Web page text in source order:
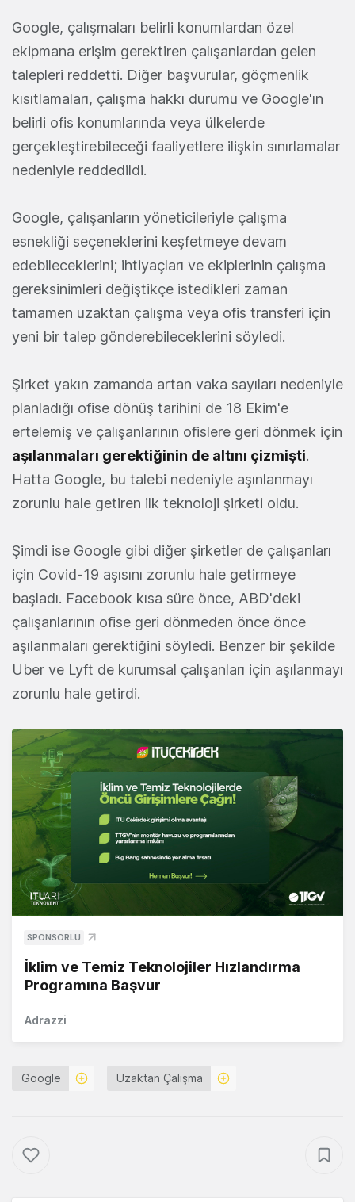
Google, çalışmaları belirli konumlardan özel
ekipmana erişim gerektiren çalışanlardan gelen
talepleri reddetti. Diğer başvurular, göçmenlik
kısıtlamaları, çalışma hakkı durumu ve Google'ın
belirli ofis konumlarında veya ülkelerde
gerçekleştirebileceği faaliyetlere ilişkin sınırlamalar
nedeniyle reddedildi.
Google, çalışanların yöneticileriyle çalışma
esnekliği seçeneklerini keşfetmeye devam
edebileceklerini; ihtiyaçları ve ekiplerinin çalışma
gereksinimleri değiştikçe istedikleri zaman
tamamen uzaktan çalışma veya ofis transferi için
yeni bir talep gönderebileceklerini söyledi.
Şirket yakın zamanda artan vaka sayıları nedeniyle
planladığı ofise dönüş tarihini de 18 Ekim'e
ertelemiş ve çalışanlarının ofislere geri dönmek için
aşılanmaları gerektiğinin de altını çizmişti.
Hatta Google, bu talebi nedeniyle aşınlanmayı
zorunlu hale getiren ilk teknoloji şirketi oldu.
Şimdi ise Google gibi diğer şirketler de çalışanları
için Covid-19 aşısını zorunlu hale getirmeye
başladı. Facebook kısa süre önce, ABD'deki
çalışanlarının ofise geri dönmeden önce önce
aşılanmaları gerektiğini söyledi. Benzer bir şekilde
Uber ve Lyft de kurumsal çalışanları için aşılanmayı
zorunlu hale getirdi.
SPONSORLU
İklim ve Temiz Teknolojiler Hızlandırma
Programına Başvur
Adrazzi
Google Uzaktan Çalışma